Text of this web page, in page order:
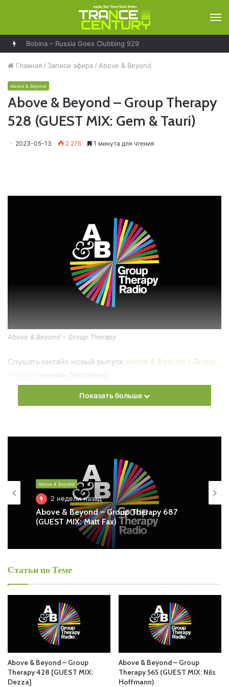
Bobina – Russia Goes Clubbing 929
Главная / Записи эфира / Above & Beyond
Above & Beyond
Above & Beyond – Group Therapy
528 (GUEST MIX: Gem & Tauri)
2023-05-13 2 276 1 минута для чтения
Above & Beyond – Group Therapy
Слушать онлайн новый выпуск Above & Beyond – Group
онлайн бесплатно
Trance Century RadioВы можете бесплатно
Also you can find all episodes of radioshow
Beyond – Group TherapyFree Listen and Download MP3
Ближайший эфир:
Слушай и добавляй плейлист VK:
Tracklist:
Показать больше
Above & Beyond
1 день назад
Above & Beyond – Group Therapy 689
(GUEST MIX: Yuvèe)
Above & Beyond
2 недели назад
Above & Beyond – Group Therapy 687
(GUEST MIX: Matt Fax)
Статьи по Теме
Above & Beyond – Group
Therapy 428 [GUEST MIX:
Dezza]
Above & Beyond – Group
Therapy 565 (GUEST MIX: Nils
Hoffmann)